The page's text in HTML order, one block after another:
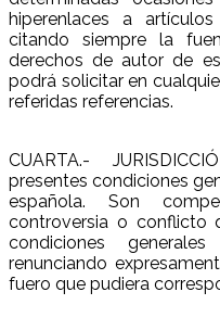
hiperenlaces a
citando siempre la
derechos de autor de
podrá solicitar en
referidas referencias.
CUARTA.-
presentes condiciones
española. Son
controversia o conflicto
condiciones
renunciando
fuero que pudiera